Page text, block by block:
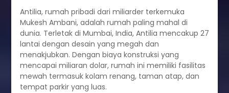
Antilia, rumah pribadi dari miliarder terkemuka
Mukesh Ambani, adalah rumah paling mahal di
dunia. Terletak di Mumbai, India, Antilia mencakup 27
lantai dengan desain yang megah dan
menakjubkan. Dengan biaya konstruksi yang
mencapai miliaran dolar, rumah ini memiliki fasilitas
mewah termasuk kolam renang, taman atap, dan
tempat parkir yang luas.